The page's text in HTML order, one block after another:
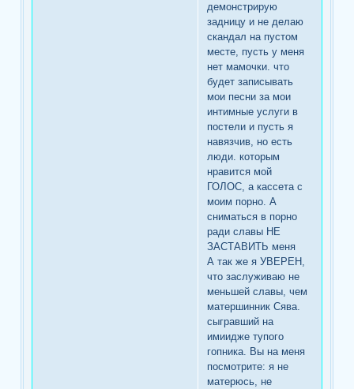
демонстрирую
задницу и не делаю
скандал на пустом
месте, пусть у меня
нет мамочки. что
будет записывать
мои песни за мои
интимные услуги в
постели и пусть я
навязчив, но есть
люди. которым
нравится мой
ГОЛОС, а кассета с
моим порно. А
сниматься в порно
ради славы НЕ
ЗАСТАВИТЬ меня
А так же я УВЕРЕН,
что заслуживаю не
меньшей славы, чем
матершинник Сява.
сыгравший на
имиидже тупого
гопника. Вы на меня
посмотрите: я не
матерюсь, не